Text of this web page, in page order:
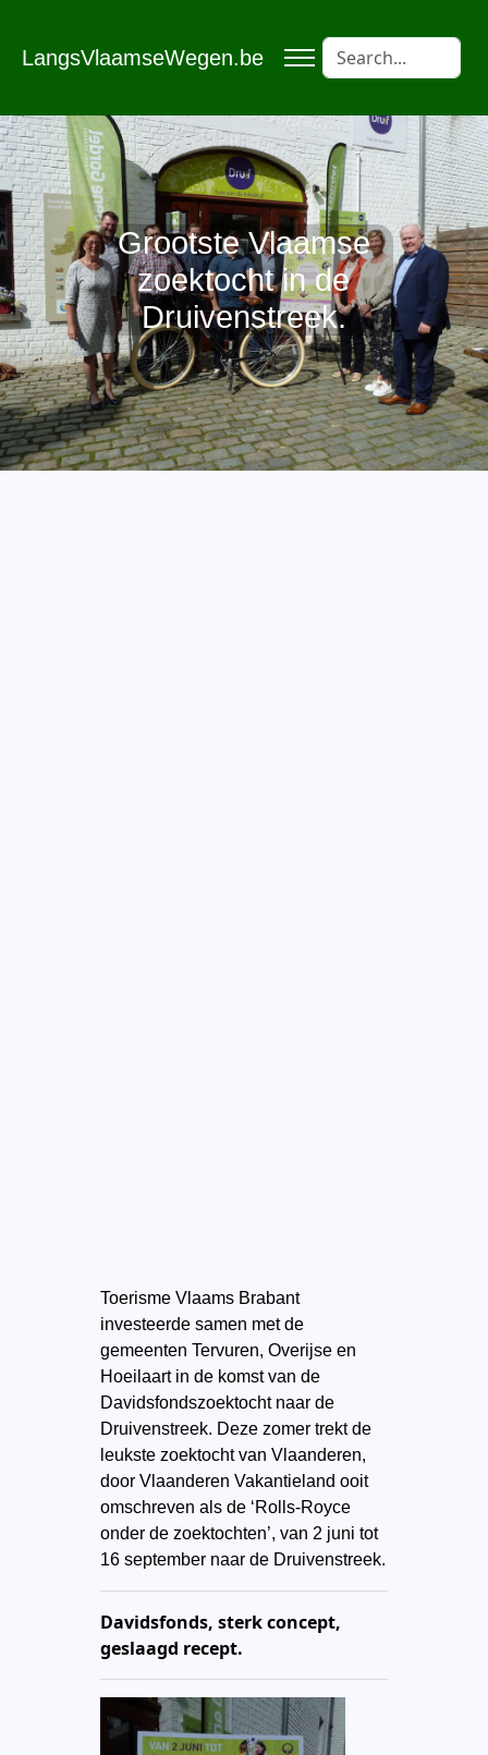
LangsVlaamseWegen.be
Grootste Vlaamse
zoektocht in de
Druivenstreek.
Toerisme Vlaams Brabant
investeerde samen met de
gemeenten Tervuren, Overijse en
Hoeilaart in de komst van de
Davidsfondszoektocht naar de
Druivenstreek. Deze zomer trekt de
leukste zoektocht van Vlaanderen,
door Vlaanderen Vakantieland ooit
omschreven als de ‘Rolls-Royce
onder de zoektochten’, van 2 juni tot
16 september naar de Druivenstreek.
Davidsfonds, sterk concept,
geslaagd recept.